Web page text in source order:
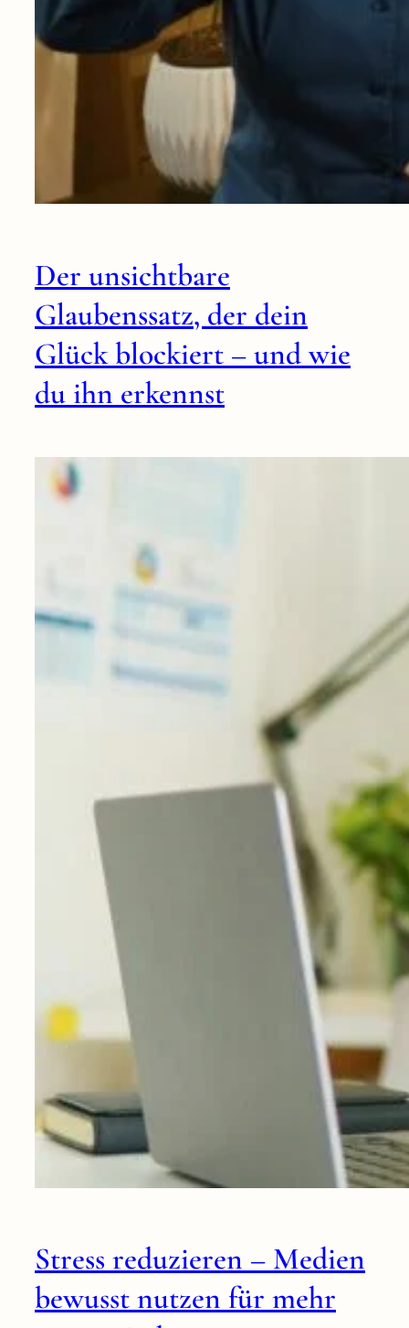
Der unsichtbare
Glaubenssatz, der dein
Glück blockiert – und wie
du ihn erkennst
Stress reduzieren – Medien
bewusst nutzen für mehr